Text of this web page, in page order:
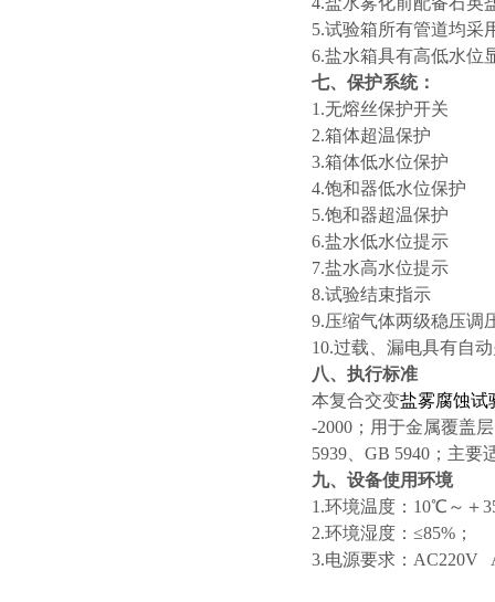
5.试验箱所有管道均采
6.盐水箱具有高低水位
七、保护系统：
1.无熔丝保护开关
2.箱体超温保护
3.箱体低水位保护
4.饱和器低水位保护
5.饱和器超温保护
6.盐水低水位提示
7.盐水高水位提示
8.试验结束指示
9.压缩气体两级稳压调
10.过载、漏电具有自
八、执行标准
本复合交变盐雾腐蚀试
-2000；用于金属覆盖
5939、GB 5940；主
九、设备使用环境
1.环境温度：10℃～＋
2.环境湿度：≤85%；
3.电源要求：AC220V